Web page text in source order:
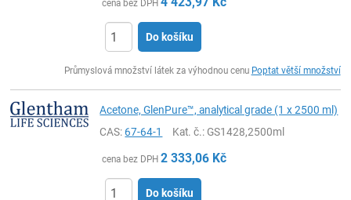
cena bez DPH
Do košíku
Průmyslová množství látek za výhodnou cenu Poptat větší množství
Acetone, GlenPure™, analytical grade (1 x 2500 ml)
CAS:67-64-1 Kat. č.: GS1428,2500ml
cena bez DPH 2 333,06 Kč
Do košíku